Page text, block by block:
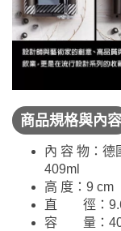
商品規格與內容
內 容 物：德
409ml
高 度：9 cm
直 徑：
容 量：